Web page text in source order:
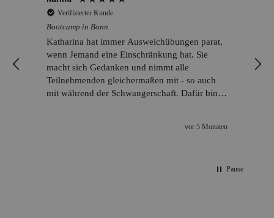
Verifizierter Kunde
Bootcamp in Bonn
Katharina hat immer Ausweichübungen parat,
wenn Jemand eine Einschränkung hat. Sie
macht sich Gedanken und nimmt alle
Teilnehmenden gleichermaßen mit - so auch
mit während der Schwangerschaft. Dafür bin
vor 5 Monaten
Pause